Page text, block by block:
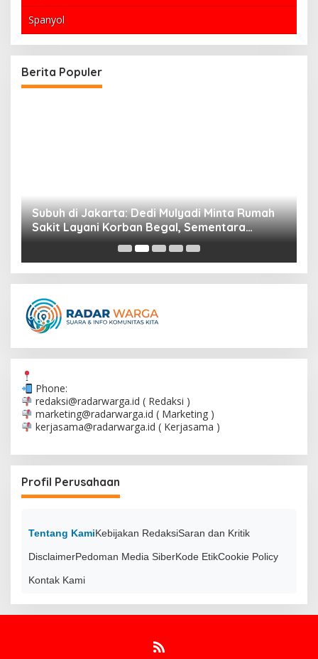
Spanyol
Berita Populer
Subuh di Jakarta: Dedi Mulyadi Minta Rumah
Sakit Layani Korban Begal, Sementara
Kebakaran Gedung Bapenda DKI Jakarta
Phone:
redaksi@radarwarga.id ( Redaksi )
marketing@radarwarga.id ( Marketing )
kerjasama@radarwarga.id ( Kerjasama )
Profil Perusahaan
Tentang KamiKebijakan RedaksiSaran dan Kritik
DisclaimerPedoman Media SiberKode EtikCookie Policy
Kontak Kami